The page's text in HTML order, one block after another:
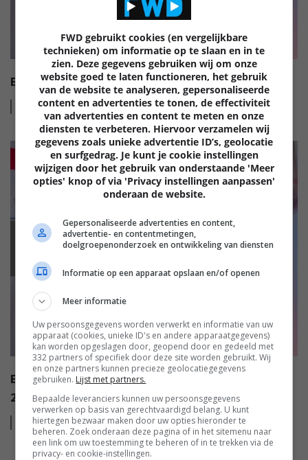
EISA HI-FI AWARDS 2022-2023
meer
EISA AWARDS: WAT ZIJN DE BESTE PRODUCTEN VAN
2022?
Leesmeer
FWD gebruikt cookies (en vergelijkbare
technieken) om informatie op te slaan en in te
zien. Deze gegevens gebruiken wij om onze
website goed te laten functioneren, het gebruik
van de website te analyseren, gepersonaliseerde
content en advertenties te tonen, de effectiviteit
van advertenties en content te meten en onze
diensten te verbeteren. Hiervoor verzamelen wij
gegevens zoals unieke advertentie ID’s, geolocatie
en surfgedrag. Je kunt je cookie instellingen
wijzigen door het gebruik van onderstaande 'Meer
opties' knop of via 'Privacy instellingen aanpassen'
onderaan de website.
Gepersonaliseerde advertenties en content,
advertentie- en contentmetingen,
doelgroepenonderzoek en ontwikkeling van diensten
Informatie op een apparaat opslaan en/of openen
Meer informatie
Uw persoonsgegevens worden verwerkt en informatie van uw
apparaat (cookies, unieke ID's en andere apparaatgegevens)
kan worden opgeslagen door, geopend door en gedeeld met
332 partners of specifiek door deze site worden gebruikt. Wij
en onze partners kunnen precieze geolocatiegegevens
gebruiken. Lijst met partners.
Bepaalde leveranciers kunnen uw persoonsgegevens
verwerken op basis van gerechtvaardigd belang. U kunt
hiertegen bezwaar maken door uw opties hieronder te
beheren. Zoek onderaan deze pagina of in het sitemenu naar
een link om uw toestemming te beheren of in te trekken via de
privacy- en cookie-instellingen.